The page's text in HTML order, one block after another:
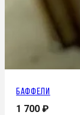
Баффели
1 700₽